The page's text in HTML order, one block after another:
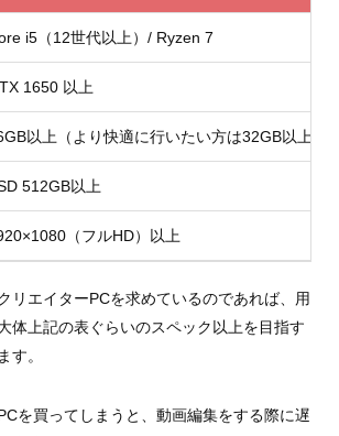
i5（12世代以上）/ Ryzen 7
1650 以上
以上（より快適に行いたい方は32GB以上が
512GB以上
（フルHD）以上
リエイターPCを求めているのであれば、用
体上記の表ぐらいのスペック以上を目指す
す。
を買ってしまうと、動画編集をする際に遅